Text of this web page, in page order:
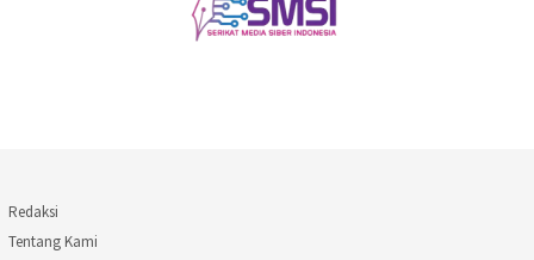
Redaksi
Tentang Kami